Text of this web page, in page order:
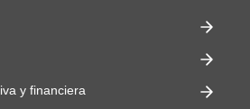
y financiera